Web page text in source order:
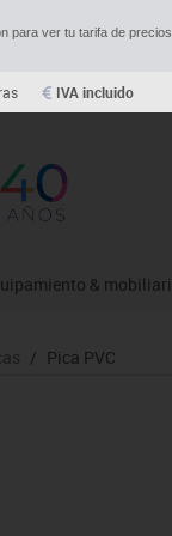
para ver tu tarifa de precios.
IVA incluido
&
Aulas entornos naturales
/ Pica PVC